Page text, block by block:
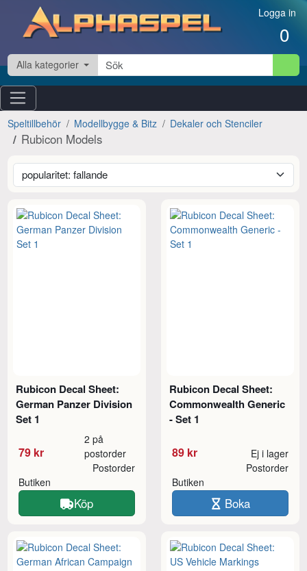
Hoppa till innehåll Logga in
0
Alla kategorier
Speltillbehör Modellbygge & Bitz Dekaler och Stenciler
Rubicon Models
Rubicon Decal Sheet:
German Panzer Division
Set 1
79 kr
2 på
postorder
Butiken
Postorder
Köp
Rubicon Decal Sheet:
Commonwealth Generic
- Set 1
89 kr Ej i lager
Butiken
Postorder
Boka